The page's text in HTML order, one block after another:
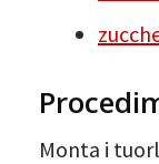
Monta i